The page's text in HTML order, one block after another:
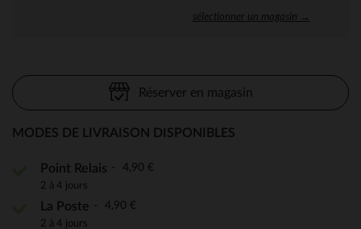
sélectionner un magasin →
Réserver en magasin
MODES DE LIVRAISON DISPONIBLES
Point Relais 4,90 €
2 à 4 jours
La Poste 4,90 €
2 à 4 jours